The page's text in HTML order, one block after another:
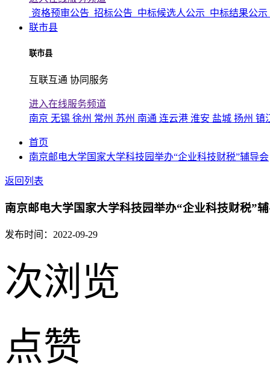
资格预审公告 招标公告 中标候选人公示 中标结果公示
联市县
联市县
互联互通 协同服务
进入在线服务频道
南京 无锡 徐州 常州 苏州 南通 连云港 淮安 盐城 扬州 镇
首页
南京邮电大学国家大学科技园举办“企业科技财税”辅导会
返回列表
南京邮电大学国家大学科技园举办“企业科技财税”
发布时间：2022-09-29
次浏览
点赞